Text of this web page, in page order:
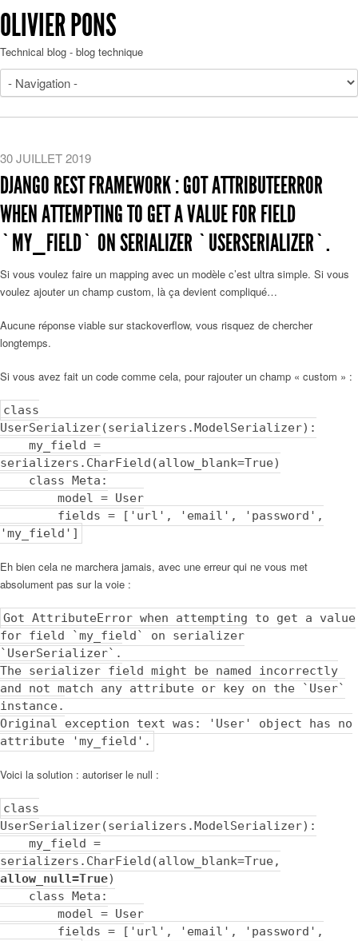
OLIVIER PONS
Technical blog - blog technique
30 JUILLET 2019
DJANGO REST FRAMEWORK : GOT ATTRIBUTEERROR
WHEN ATTEMPTING TO GET A VALUE FOR FIELD
`MY_FIELD` ON SERIALIZER `USERSERIALIZER`.
Si vous voulez faire un mapping avec un modèle c’est ultra simple. Si vous
voulez ajouter un champ custom, là ça devient compliqué…
Aucune réponse viable sur stackoverflow, vous risquez de chercher
longtemps.
Si vous avez fait un code comme cela, pour rajouter un champ « custom » :
class
UserSerializer(serializers.ModelSerializer):
my_field =
serializers.CharField(allow_blank=True)
class Meta:
model = User
fields = ['url', 'email', 'password',
'my_field']
Eh bien cela ne marchera jamais, avec une erreur qui ne vous met
absolument pas sur la voie :
Got AttributeError when attempting to get a value
for field `my_field` on serializer
`UserSerializer`.
The serializer field might be named incorrectly
and not match any attribute or key on the `User`
instance.
Original exception text was: 'User' object has no
attribute 'my_field'.
Voici la solution : autoriser le null :
class
UserSerializer(serializers.ModelSerializer):
my_field =
serializers.CharField(allow_blank=True,
allow_null=True)
class Meta:
model = User
fields = ['url', 'email', 'password',